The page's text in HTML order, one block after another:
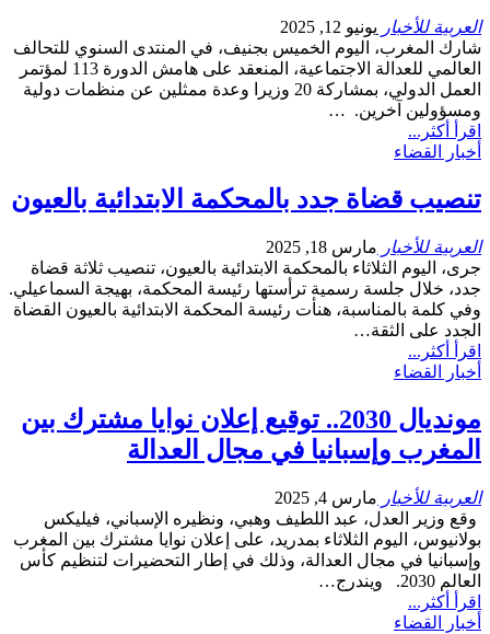
العربية للأخبار يونيو 12, 2025
شارك المغرب، اليوم الخميس بجنيف، في المنتدى السنوي للتحالف
العالمي للعدالة الاجتماعية، المنعقد على هامش الدورة 113 لمؤتمر
العمل الدولي، بمشاركة 20 وزيرا وعدة ممثلين عن منظمات دولية
ومسؤولين آخرين. …
اقرأ أكثر...
أخبار القضاء
تنصيب قضاة جدد بالمحكمة الابتدائية بالعيون
العربية للأخبار مارس 18, 2025
جرى، اليوم الثلاثاء بالمحكمة الابتدائية بالعيون، تنصيب ثلاثة قضاة
جدد، خلال جلسة رسمية ترأستها رئيسة المحكمة، بهيجة السماعيلي.
وفي كلمة بالمناسبة، هنأت رئيسة المحكمة الابتدائية بالعيون القضاة
الجدد على الثقة…
اقرأ أكثر...
أخبار القضاء
مونديال 2030.. توقيع إعلان نوايا مشترك بين
المغرب وإسبانيا في مجال العدالة
العربية للأخبار مارس 4, 2025
وقع وزير العدل، عبد اللطيف وهبي، ونظيره الإسباني، فيليكس
بولانيوس، اليوم الثلاثاء بمدريد، على إعلان نوايا مشترك بين المغرب
وإسبانيا في مجال العدالة، وذلك في إطار التحضيرات لتنظيم كأس
العالم 2030. ويندرج…
اقرأ أكثر...
أخبار القضاء